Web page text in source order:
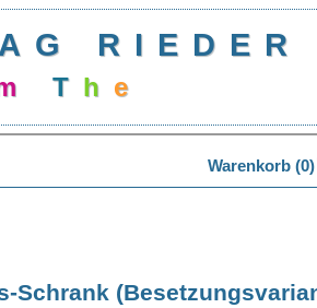
RIEDER
Th ea
Warenkorb (0)
Schrank